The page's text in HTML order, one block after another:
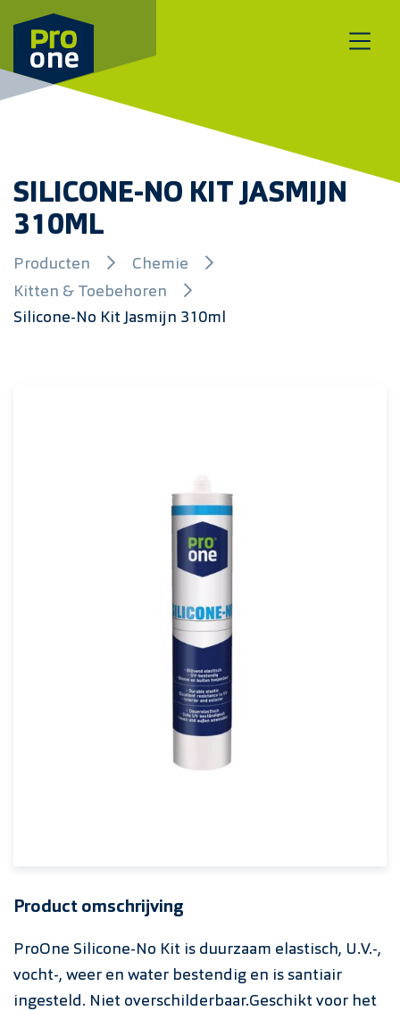
Meteen naar de content
SILICONE-NO KIT JASMIJN
310ML
Producten
Chemie
Kitten & Toebehoren
Silicone-No Kit Jasmijn 310ml
Product omschrijving
ProOne Silicone-No Kit is duurzaam elastisch, U.V.-,
vocht-, weer en water bestendig en is santiair
ingesteld. Niet overschilderbaar.Geschikt voor het